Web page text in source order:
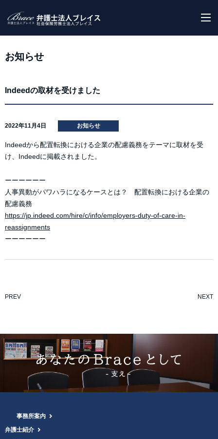
お知らせ
Indeedの取材を受けました
2022年11月4日 お知らせ
Indeedから配置転換における企業の配慮義務をテーマに取材を受
け、Indeedに掲載されました。
ーーーーーー
人事異動がパワハラになるケースとは？ 配置転換における企業の
配慮義務
https://jp.indeed.com/hire/c/info/employers-duty-of-care-in-
reassignments
ーーーーーー
PREV NEXT
事務所案内
弁護士紹介